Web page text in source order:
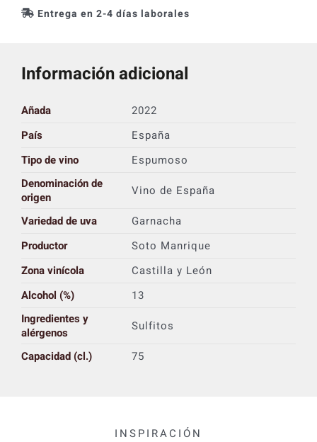
Entrega en 2-4 días laborales
Información adicional
Añada
2022
País
España
Tipo de vino
Espumoso
Denominación de
origen
Vino de España
Variedad de uva
Garnacha
Productor
Soto Manrique
Zona vinícola
Castilla y León
Alcohol (%)
13
Ingredientes y
alérgenos
Sulfitos
Capacidad (cl.)
75
INSPIRACIÓN